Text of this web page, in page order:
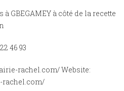
GBEGAMEY à côté de la recette
46 93
rachel.com/ Website:
rachel.com/